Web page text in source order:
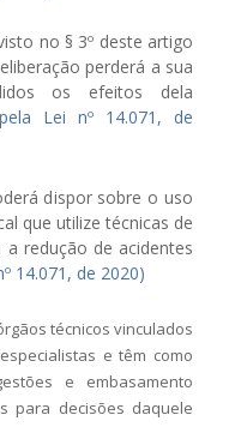
no § 3º deste artigo
perderá a sua
os efeitos dela
Lei nº 14.071, de
dispor sobre o uso
que utilize técnicas de
redução de acidentes
14.071, de 2020)
técnicos vinculados
e têm como
e embasamento
para decisões daquele